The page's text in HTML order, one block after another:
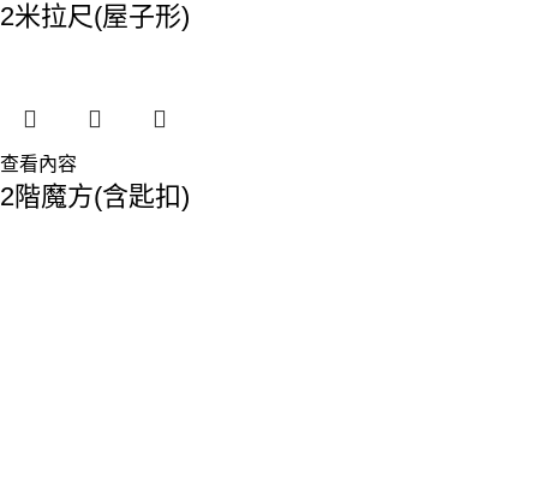
2米拉尺(屋子形)
查看內容
2階魔方(含匙扣)